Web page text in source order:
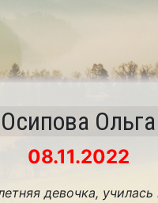
Осипова Ольга
08.11.2022
девочка,